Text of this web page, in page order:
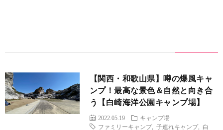
【関西・和歌山県】噂の爆風キャ
ンプ！最高な景色＆自然と向き合
う【白崎海洋公園キャンプ場】
2022.05.19
キャンプ場
ファミリーキャンプ, 子連れキャンプ, 白